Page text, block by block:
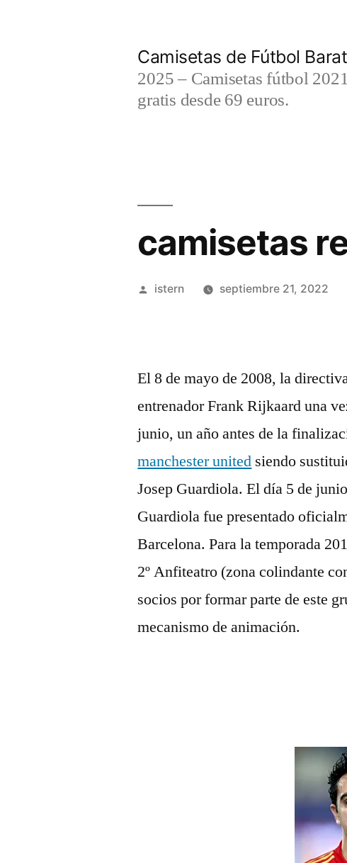
Camisetas de Fútbol
2025 – Camisetas fútbol
gratis desde 69 euros.
camisetas
Publicado
istern septiembre 21, 2022
El 8 de mayo de 2008, la
entrenador Frank Rijkaard una
junio, un año antes de la
manchester united siendo
Josep Guardiola. El día 5 de
Guardiola fue presentado
Barcelona. Para la temporada
2º Anfiteatro (zona colindante
socios por formar parte de este
mecanismo de animación.